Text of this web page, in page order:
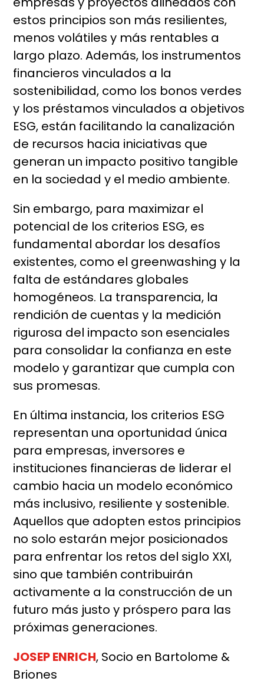
estos principios son más resilientes,
menos volátiles y más rentables a
largo plazo. Además, los instrumentos
financieros vinculados a la
sostenibilidad, como los bonos verdes
y los préstamos vinculados a objetivos
ESG, están facilitando la canalización
de recursos hacia iniciativas que
generan un impacto positivo tangible
en la sociedad y el medio ambiente.
Sin embargo, para maximizar el
potencial de los criterios ESG, es
fundamental abordar los desafíos
existentes, como el greenwashing y la
falta de estándares globales
homogéneos. La transparencia, la
rendición de cuentas y la medición
rigurosa del impacto son esenciales
para consolidar la confianza en este
modelo y garantizar que cumpla con
sus promesas.
En última instancia, los criterios ESG
representan una oportunidad única
para empresas, inversores e
instituciones financieras de liderar el
cambio hacia un modelo económico
más inclusivo, resiliente y sostenible.
Aquellos que adopten estos principios
no solo estarán mejor posicionados
para enfrentar los retos del siglo XXI,
sino que también contribuirán
activamente a la construcción de un
futuro más justo y próspero para las
próximas generaciones.
JOSEP ENRICH, Socio en Bartolome &
Briones